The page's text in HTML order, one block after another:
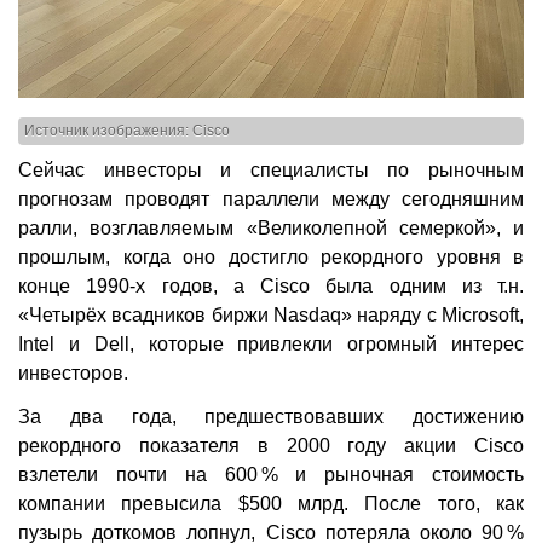
Источник изображения: Cisco
Сейчас инвесторы и специалисты по рыночным
прогнозам проводят параллели между сегодняшним
ралли, возглавляемым «Великолепной семеркой», и
прошлым, когда оно достигло рекордного уровня в
конце 1990-х годов, а Cisco была одним из т.н.
«Четырёх всадников биржи Nasdaq» наряду с Microsoft,
Intel и Dell, которые привлекли огромный интерес
инвесторов.
За два года, предшествовавших достижению
рекордного показателя в 2000 году акции Cisco
взлетели почти на 600 % и рыночная стоимость
компании превысила $500 млрд. После того, как
пузырь доткомов лопнул, Cisco потеряла около 90 %